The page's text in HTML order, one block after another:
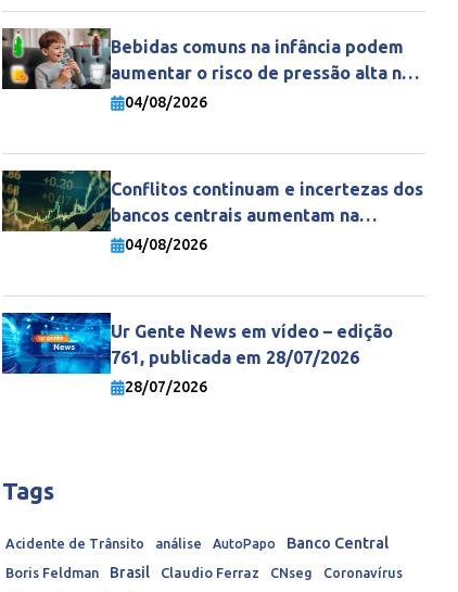
Bebidas comuns na infância podem
aumentar o risco de pressão alta na
vida adulta
04/08/2026
Conflitos continuam e incertezas dos
bancos centrais aumentam na
economia mundial
04/08/2026
Ur Gente News em vídeo – edição
761, publicada em 28/07/2026
28/07/2026
Tags
Acidente de Trânsito análise AutoPapo Banco Central
Boris Feldman Brasil Claudio Ferraz CNseg Coronavírus